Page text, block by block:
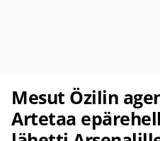
Mesut Özilin
Artetaa